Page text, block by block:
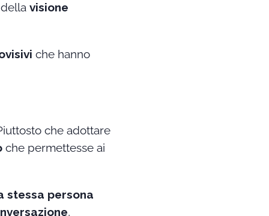
dellavisione
che hanno
che adottare
che permettesse ai
stessa persona
,